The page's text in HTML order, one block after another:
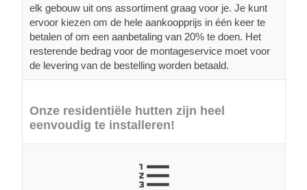
elk gebouw uit ons assortiment graag voor je. Je kunt
ervoor kiezen om de hele aankoopprijs in één keer te
betalen of om een aanbetaling van 20% te doen. Het
resterende bedrag voor de montageservice moet voor
de levering van de bestelling worden betaald.
Onze residentiële hutten zijn heel
eenvoudig te installeren!